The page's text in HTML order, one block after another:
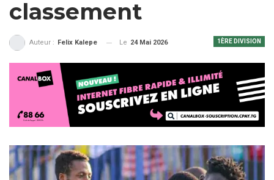
classement
1ÈRE DIVISION
Auteur : Felix Kalepe Le 24 Mai 2026